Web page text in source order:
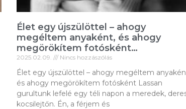
Élet egy újszülöttel – ahogy
megéltem anyaként, és ahogy
megörökítem fotósként…
2025.02.09. Nincs hozzászólás
Élet egy újszülöttel – ahogy megéltem
és ahogy megörökítem fotósként Lassan
gurultunk lefelé egy téli napon a meredek,
kocsilejtőn. Én, a férjem és